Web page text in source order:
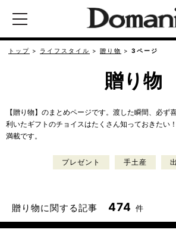
トップ ライフスタイル 贈り物 3ページ
贈り物
【贈り物】のまとめページです。渡した瞬間、必ず
利いたギフトのチョイスはたくさん知っておきたい
満載です。
プレゼント 手土産
贈り物に関する記事 474 件